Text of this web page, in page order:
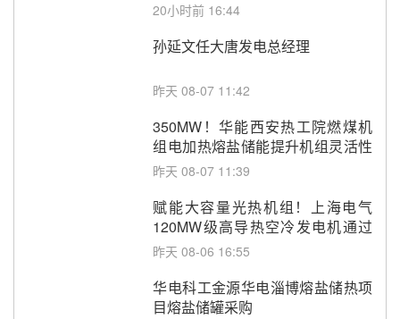
20小时前 16:44
孙延文任大唐发电总经理
昨天 08-07 11:42
350MW！华能西安热工院燃煤机
组电加热熔盐储能提升机组灵活性
改造项目初步设计第三方评审服务
昨天 08-07 11:39
赋能大容量光热机组！上海电气
120MW级高导热空冷发电机通过
型式试验
昨天 08-06 16:55
华电科工金源华电淄博熔盐储热项
目熔盐储罐采购